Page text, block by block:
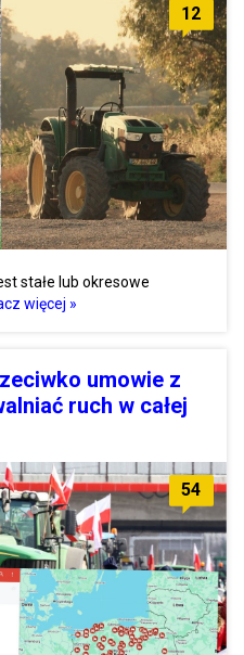
12
stałe lub okresowe
więcej »
umowie z
ruch w całej
54